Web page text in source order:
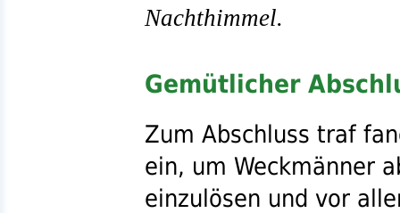
Nachthimmel.
Gemütlicher
Zum Abschluss traf
ein, um Weckmänner
einzulösen und vor